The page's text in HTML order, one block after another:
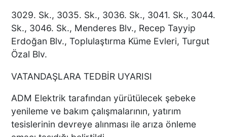
3029. Sk., 3035. Sk., 3036. Sk., 3041. Sk., 3044.
Sk., 3046. Sk., Menderes Blv., Recep Tayyip
Erdoğan Blv., Toplulaştırma Küme Evleri, Turgut
Özal Blv.
VATANDAŞLARA TEDBİR UYARISI
ADM Elektrik tarafından yürütülecek şebeke
yenileme ve bakım çalışmalarının, yatırım
tesislerinin devreye alınması ile arıza önleme